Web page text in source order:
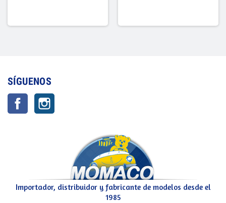
SÍGUENOS
Facebook
Importador, distribuidor y fabricante de modelos desde el
1985